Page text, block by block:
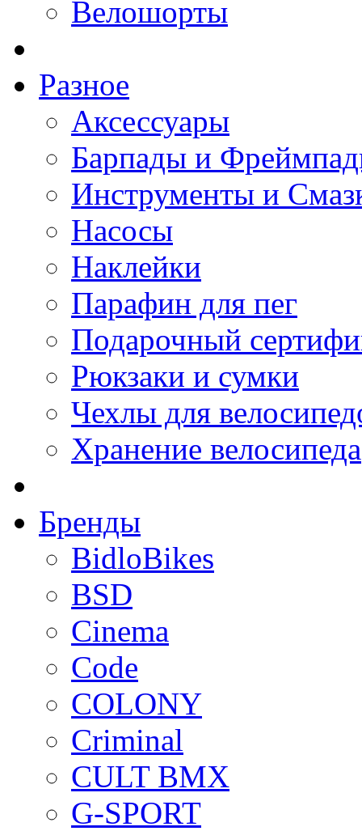
Велошорты
Разное
Аксессуары
Барпады и
Инструменты и
Насосы
Наклейки
Парафин для пег
Подарочный
Рюкзаки и сумки
Чехлы для
Хранение велосипеда
Бренды
BidloBikes
BSD
Cinema
Code
COLONY
Criminal
CULT BMX
G-SPORT